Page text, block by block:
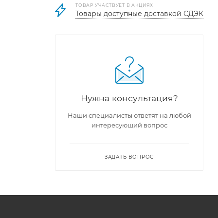
ТОВАР УЧАСТВУЕТ В АКЦИЯХ
Товары доступные доставкой СДЭК
Нужна консультация?
Наши специалисты ответят на любой
интересующий вопрос
ЗАДАТЬ ВОПРОС